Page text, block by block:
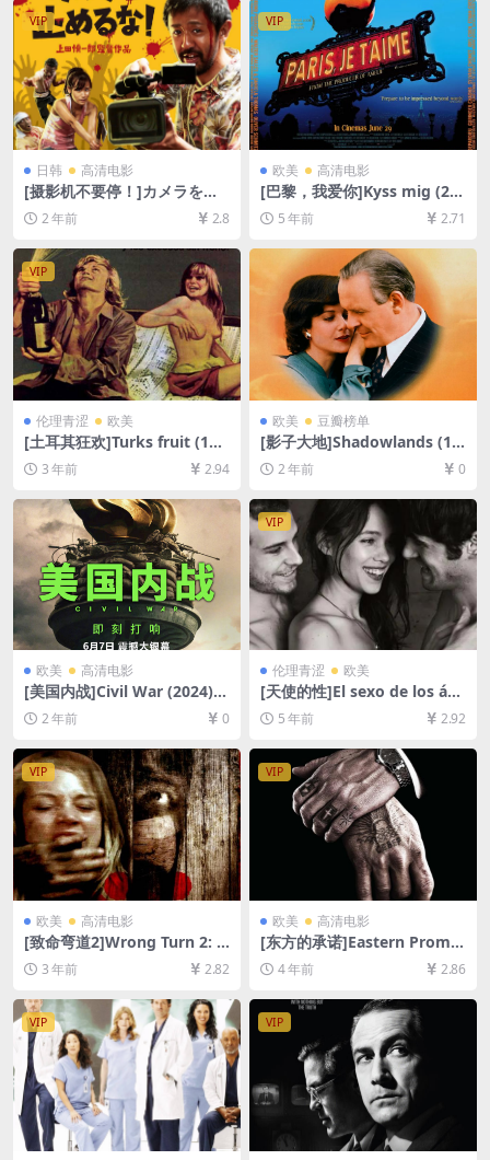
幕]VIP
日韩 高清电影
[摄影机不要停！]カメラを止
めるな！ (2017)[百度网盘+夸
克网盘1080P超清未删减资源]
[网盘在线播放/下载][MP4/6.
7GB][日语中字]
2 年前 2.8
VIP
欧美 高清电影
[巴黎，我爱你]Kyss mig (20
11)[百度网盘+迅雷云盘资源1
080P超清未删减][MP4/6.7G
B][原声中字]
5 年前 2.71
VIP
伦理青涩 欧美
[土耳其狂欢]Turks fruit (197
3)[百度网盘+迅雷云盘资源10
80P超清未删减][MP4/3GB]
放，请下载防和谐压缩包（含
解压密码）】
3 年前 2.94
欧美 豆瓣榜单
[影子大地]Shadowlands (19
93)[百度网盘+夸克网盘1080P
超清未删减资源][网盘在线播
幕]
2 年前 0
欧美 高清电影
[美国内战]Civil War (2024)
[百度网盘+夸克网盘1080P超
清未删减资源][网盘在线播放/
下载][MP4/7.3GB][中英字幕]
2 年前 0
VIP
伦理青涩 欧美
[天使的性]El sexo de los án
geles (2012)完整版[百度网盘
+迅雷云盘资源1080P超清未
删减][MP4/6.5GB][原声双语
字幕]【视频文件+防和谐压缩
包（含解压密码）】
5 年前 2.92
VIP
欧美 高清电影
[致命弯道2]Wrong Turn 2: D
ead End (2007)[百度网盘+迅
雷云盘资源1080P超清未删减]
[MP4/6GB][中英字幕]
3 年前 2.82
VIP
欧美 高清电影
[东方的承诺]Eastern Promis
es (2007)[百度网盘+夸克网盘
+迅雷云盘1080P超清未删减
资源][网盘在线播放/下载][MP
4/6.3GB][中文字幕]
4 年前 2.86
VIP VIP